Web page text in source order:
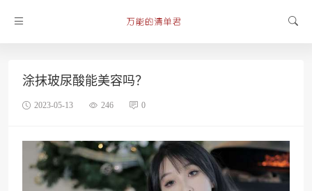
涂抹玻尿酸能美容吗？
2023-05-13 246 0